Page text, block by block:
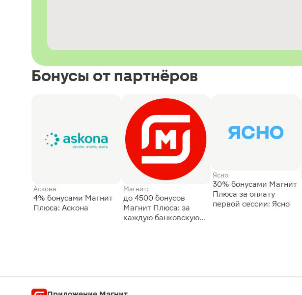
Бонусы от партнёров
Аскона
4% бонусами Магнит
Плюса: Аскона
Магнит:
до 4500 бонусов
Магнит Плюса: за
каждую банковскую
Ясно
30% бонусами Магнит
Плюса за оплату
первой сессии: Ясно